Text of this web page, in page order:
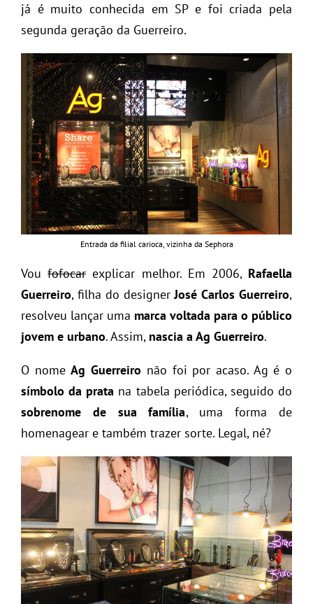
já é muito conhecida em SP e foi criada pela
segunda geração da Guerreiro.
Entrada da filial carioca, vizinha da Sephora
Voufofocarexplicar melhor. Em 2006, Rafaella
Guerreiro, filha do designerJosé Carlos Guerreiro,
resolveu lançar uma marca voltada para o público
jovem e urbano. Assim, nascia a Ag Guerreiro.
O nomeAg Guerreiro não foi por acaso. Ag é o
símbolo da prata na tabela periódica, seguido do
sobrenome de sua família, uma forma de
homenagear e também trazer sorte. Legal, né?